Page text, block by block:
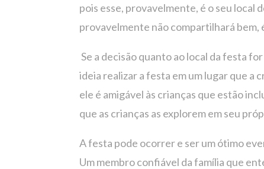
pois esse, provavelmente, é o seu local
provavelmente não compartilhará bem,
Se a decisão quanto ao local da festa
ideia realizar a festa em um lugar que a
ele é amigável às crianças que estão
que as crianças as explorem em seu
A festa pode ocorrer e ser um ótimo
Um membro confiável da família que